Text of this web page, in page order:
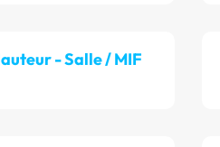
- Salle / MIF